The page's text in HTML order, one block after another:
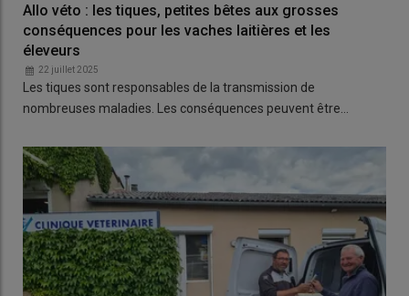
Allo véto : les tiques, petites bêtes aux grosses
conséquences pour les vaches laitières et les
éleveurs
22 juillet 2025
Les tiques sont responsables de la transmission de
nombreuses maladies. Les conséquences peuvent être…